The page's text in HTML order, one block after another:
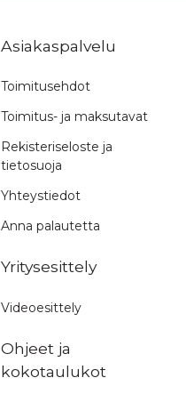
Asiakaspalvelu
Toimitusehdot
Toimitus- ja maksutavat
Rekisteriseloste ja
tietosuoja
Yhteystiedot
Anna palautetta
Yritysesittely
Videoesittely
Ohjeet ja
kokotaulukot